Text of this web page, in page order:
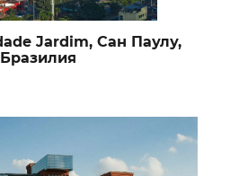
Jardim, Сан Паулу,
Бразилия